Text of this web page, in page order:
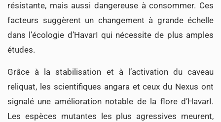
résistante, mais aussi dangereuse à consommer. Ces
facteurs suggèrent un changement à grande échelle
dans l’écologie d’HavarI qui nécessite de plus amples
études.
Grâce à la stabilisation et à l’activation du caveau
reliquat, les scientifiques angara et ceux du Nexus ont
signalé une amélioration notable de la flore d’HavarI.
Les espèces mutantes les plus agressives meurent,